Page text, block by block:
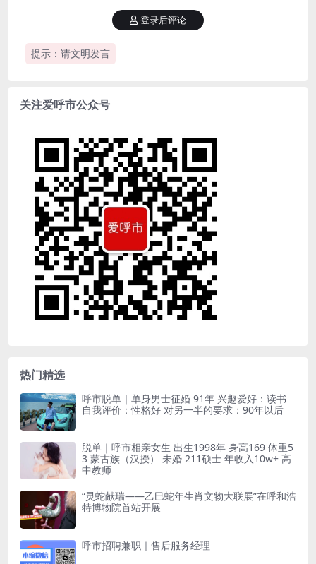
提示：请文明发言
登录后评论
关注爱呼市公众号
热门精选
呼市脱单｜单身男士征婚 91年 兴趣爱好：读书
自我评价：性格好 对另一半的要求：90年以后
脱单｜呼市相亲女生 出生1998年 身高169 体重5
3 蒙古族（汉授） 未婚 211硕士 年收入10w+ 高
中教师
“灵蛇献瑞——乙巳蛇年生肖文物大联展”在呼和浩
特博物院首站开展
呼市招聘兼职｜售后服务经理